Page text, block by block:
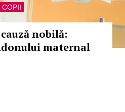
COPII
nobilă:
maternal